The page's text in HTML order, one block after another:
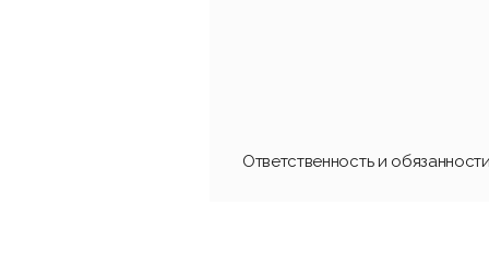
Ответственность и